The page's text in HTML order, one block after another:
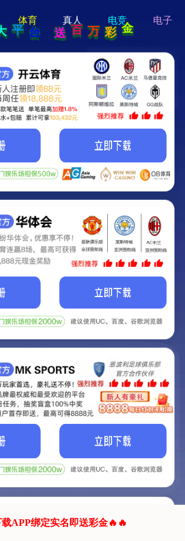
Guys!
即将上线啦...
们的网站正在建设.
将是非常棒的网站.
联系我们!